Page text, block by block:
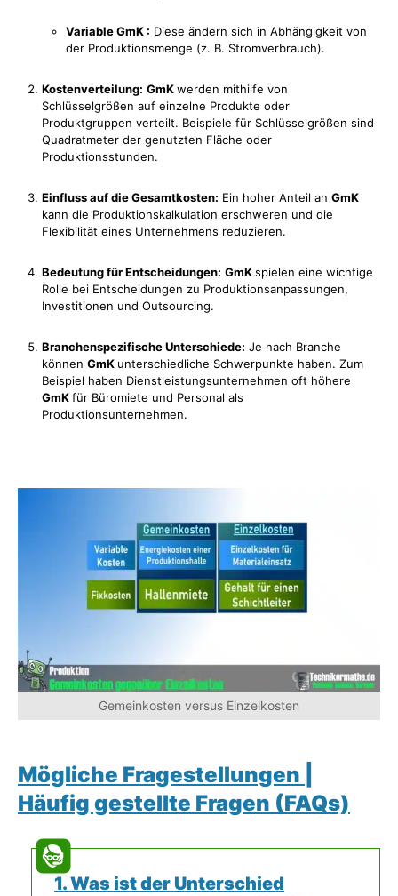
Variable GmK : Diese ändern sich in Abhängigkeit von
der Produktionsmenge (z. B. Stromverbrauch).
Kostenverteilung: GmKwerden mithilfe von
Schlüsselgrößen auf einzelne Produkte oder
Produktgruppen verteilt. Beispiele für Schlüsselgrößen sind
Quadratmeter der genutzten Fläche oder
Produktionsstunden.
Einfluss auf die Gesamtkosten: Ein hoher Anteil an GmK
kann die Produktionskalkulation erschweren und die
Flexibilität eines Unternehmens reduzieren.
Bedeutung für Entscheidungen: GmKspielen eine wichtige
Rolle bei Entscheidungen zu Produktionsanpassungen,
Investitionen und Outsourcing.
Branchenspezifische Unterschiede: Je nach Branche
können GmK unterschiedliche Schwerpunkte haben. Zum
Beispiel haben Dienstleistungsunternehmen oft höhere
GmKfür Büromiete und Personal als
Produktionsunternehmen.
Gemeinkosten versus Einzelkosten
Mögliche Fragestellungen |
Häufig gestellte Fragen (FAQs)
1. Was ist der Unterschied